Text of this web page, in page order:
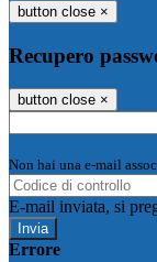
button close ×
Recupero
button close ×
Non hai una e-mail
E-mail inviata, si
Errore